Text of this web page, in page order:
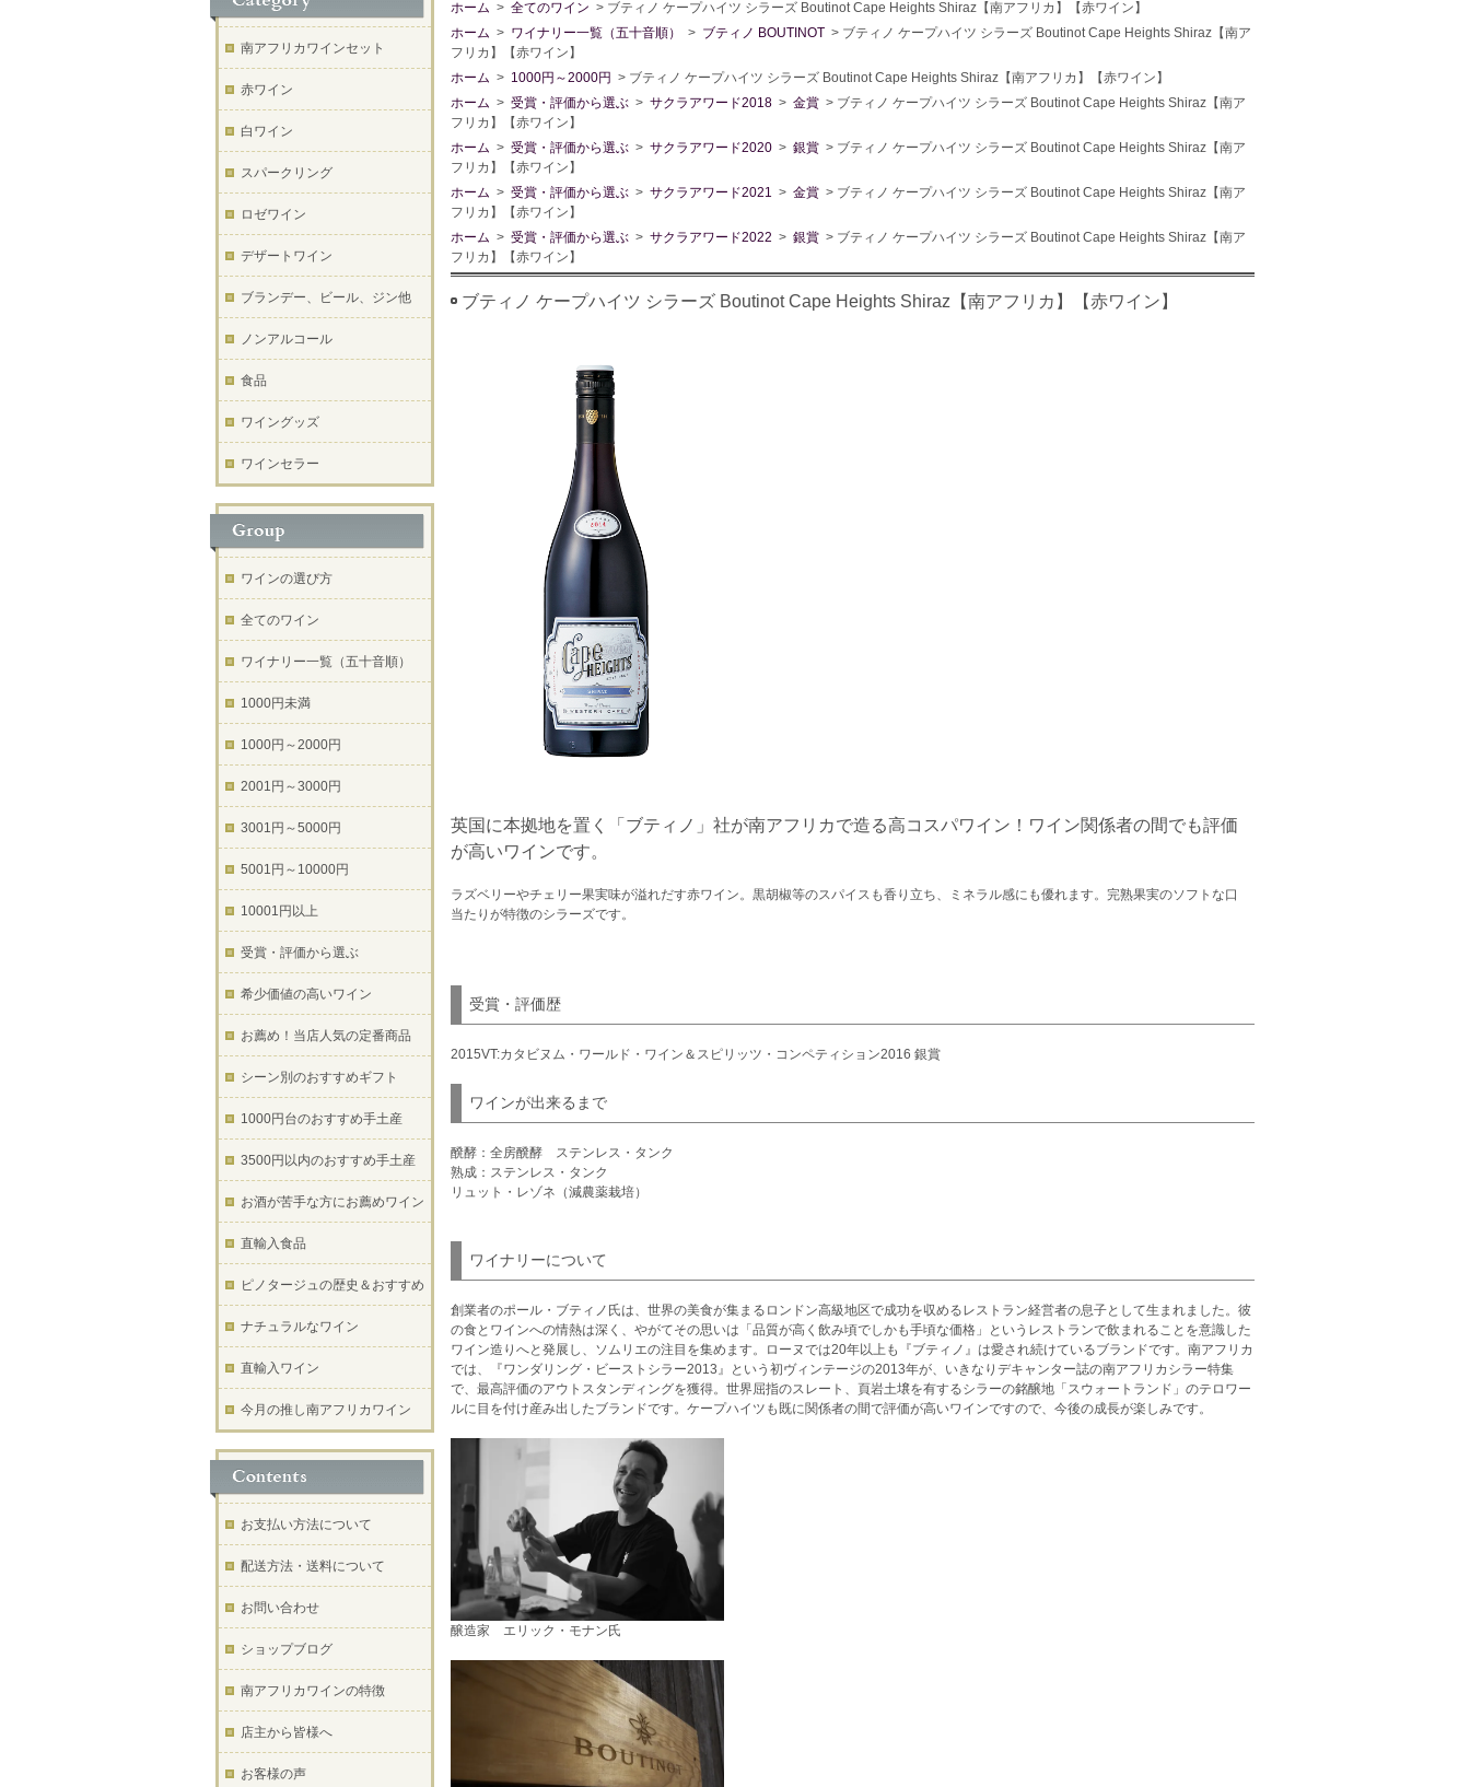
ホーム > 全てのワイン > ブティノ ケープハイツ シラーズ Boutinot Cape Heights Shiraz【南アフリカ】【赤ワイン】
ホーム > ワイナリー一覧（五十音順） > ブティノ BOUTINOT > ブティノ ケープハイツ シラーズ Boutinot Cape Heights Shiraz【南ア
フリカ】【赤ワイン】
ホーム > 1000円～2000円 > ブティノ ケープハイツ シラーズ Boutinot Cape Heights Shiraz【南アフリカ】【赤ワイン】
ホーム > 受賞・評価から選ぶ > サクラアワード2018 > 金賞 > ブティノ ケープハイツ シラーズ Boutinot Cape Heights Shiraz【南ア
フリカ】【赤ワイン】
ホーム > 受賞・評価から選ぶ > サクラアワード2020 > 銀賞 > ブティノ ケープハイツ シラーズ Boutinot Cape Heights Shiraz【南ア
フリカ】【赤ワイン】
ホーム > 受賞・評価から選ぶ > サクラアワード2021 > 金賞 > ブティノ ケープハイツ シラーズ Boutinot Cape Heights Shiraz【南ア
フリカ】【赤ワイン】
ホーム > 受賞・評価から選ぶ > サクラアワード2022 > 銀賞 > ブティノ ケープハイツ シラーズ Boutinot Cape Heights Shiraz【南ア
フリカ】【赤ワイン】
ブティノ ケープハイツ シラーズ Boutinot Cape Heights Shiraz【南アフリカ】【赤ワイン】
英国に本拠地を置く「ブティノ」社が南アフリカで造る高コスパワイン！ワイン関係者の間でも評価
が高いワインです。
ラズベリーやチェリー果実味が溢れだす赤ワイン。黒胡椒等のスパイスも香り立ち、ミネラル感にも優れます。完熟果実のソフトな口
当たりが特徴のシラーズです。
受賞・評価歴
2015VT:カタビヌム・ワールド・ワイン＆スピリッツ・コンペティション2016 銀賞
ワインが出来るまで
醗酵：全房醗酵 ステンレス・タンク
熟成：ステンレス・タンク
リュット・レゾネ（減農薬栽培）
ワイナリーについて
創業者のポール・ブティノ氏は、世界の美食が集まるロンドン高級地区で成功を収めるレストラン経営者の息子として生まれました。彼
の食とワインへの情熱は深く、やがてその思いは「品質が高く飲み頃でしかも手頃な価格」というレストランで飲まれることを意識した
ワイン造りへと発展し、ソムリエの注目を集めます。ローヌでは20年以上も『ブティノ』は愛され続けているブランドです。南アフリカ
では、『ワンダリング・ビーストシラー2013』という初ヴィンテージの2013年が、いきなりデキャンター誌の南アフリカシラー特集
で、最高評価のアウトスタンディングを獲得。世界屈指のスレート、頁岩土壌を有するシラーの銘醸地「スウォートランド」のテロワー
ルに目を付け産み出したブランドです。ケープハイツも既に関係者の間で評価が高いワインですので、今後の成長が楽しみです。
醸造家 エリック・モナン氏
南アフリカワインセット
赤ワイン
白ワイン
スパークリング
ロゼワイン
デザートワイン
ブランデー、ビール、ジン他
ノンアルコール
食品
ワイングッズ
ワインセラー
ワインの選び方
全てのワイン
ワイナリー一覧（五十音順）
1000円未満
1000円～2000円
2001円～3000円
3001円～5000円
5001円～10000円
10001円以上
受賞・評価から選ぶ
希少価値の高いワイン
お薦め！当店人気の定番商品
シーン別のおすすめギフト
1000円台のおすすめ手土産
3500円以内のおすすめ手土産
お酒が苦手な方にお薦めワイン
直輸入食品
ピノタージュの歴史＆おすすめ
ナチュラルなワイン
直輸入ワイン
今月の推し南アフリカワイン
お支払い方法について
配送方法・送料について
お問い合わせ
ショップブログ
南アフリカワインの特徴
店主から皆様へ
お客様の声